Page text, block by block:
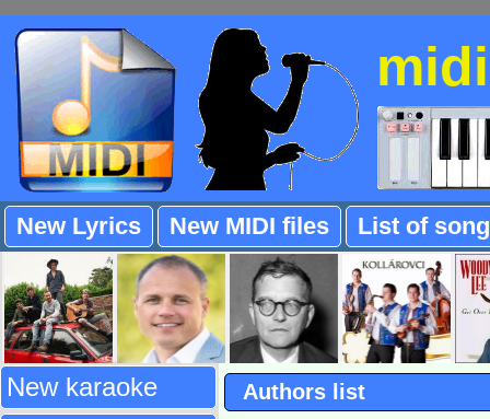
New Lyrics New MIDI files List of
New karaoke
Authors list